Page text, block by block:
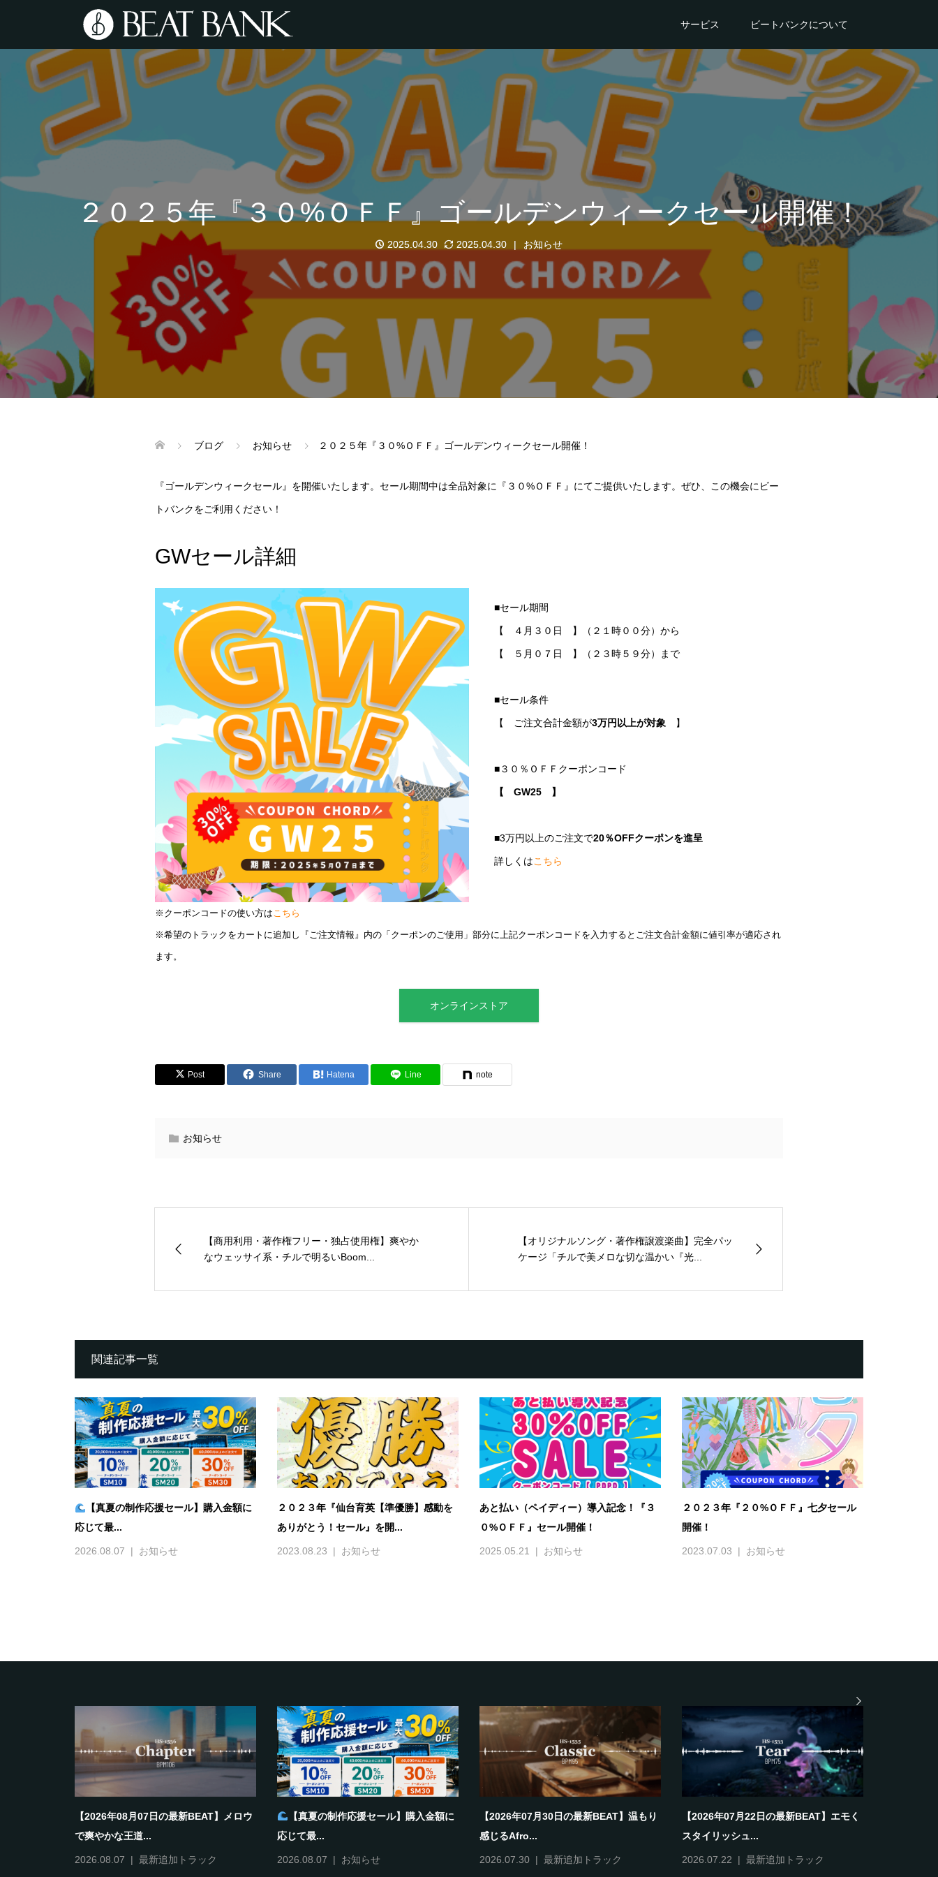
サービス ビートバンクについて
２０２５年『３０%ＯＦＦ』ゴールデンウィークセール開催！
2025.04.30 2025.04.30 お知らせ
ブログ お知らせ ２０２５年『３０%ＯＦＦ』ゴールデンウィークセール開催！
『ゴールデンウィークセール』を開催いたします。セール期間中は全品対象に『３０%ＯＦＦ』にてご提供いたします。ぜひ、この機会にビー
トバンクをご利用ください！
GWセール詳細
■セール期間
【 ４月３０日 】（２１時００分）から
【 ５月０７日 】（２３時５９分）まで
■セール条件
【 ご注文合計金額が3万円以上が対象 】
■３０％ＯＦＦクーポンコード
【 GW25 】
■3万円以上のご注文で20％OFFクーポンを進呈
詳しくはこちら
※クーポンコードの使い方はこちら
※希望のトラックをカートに追加し『ご注文情報』内の「クーポンのご使用」部分に上記クーポンコードを入力するとご注文合計金額に値引率が適応され
ます。
オンラインストア
Post Share Hatena Line note
お知らせ
【商用利用・著作権フリー・独占使用権】爽やか
なウェッサイ系・チルで明るいBoom...
【オリジナルソング・著作権譲渡楽曲】完全パッ
ケージ「チルで美メロな切な温かい『光...
関連記事一覧
【真夏の制作応援セール】購入金額に
応じて最...
2026.08.07 お知らせ
２０２３年『仙台育英【準優勝】感動を
ありがとう！セール』を開...
2023.08.23 お知らせ
あと払い（ペイディー）導入記念！『３
０%ＯＦＦ』セール開催！
2025.05.21 お知らせ
２０２３年『２０%ＯＦＦ』七夕セール
開催！
2023.07.03 お知らせ
【2026年08月07日の最新BEAT】メロウ
で爽やかな王道...
2026.08.07 最新追加トラック
【真夏の制作応援セール】購入金額に
応じて最...
2026.08.07 お知らせ
【2026年07月30日の最新BEAT】温もり
感じるAfro...
2026.07.30 最新追加トラック
【2026年07月22日の最新BEAT】エモく
スタイリッシュ...
2026.07.22 最新追加トラック